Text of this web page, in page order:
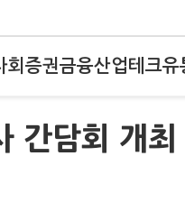
회 증권금융산업테크유
간담회 개최